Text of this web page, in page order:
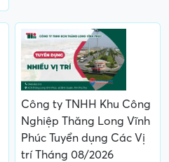
Công ty TNHH Khu Công
Nghiệp Thăng Long Vĩnh
Phúc Tuyển dụng Các Vị
trí Tháng 08/2026